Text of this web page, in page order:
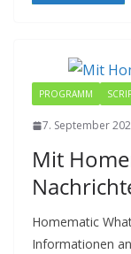
PROGRAMM
7. September
Mit
Homematic
Informationen